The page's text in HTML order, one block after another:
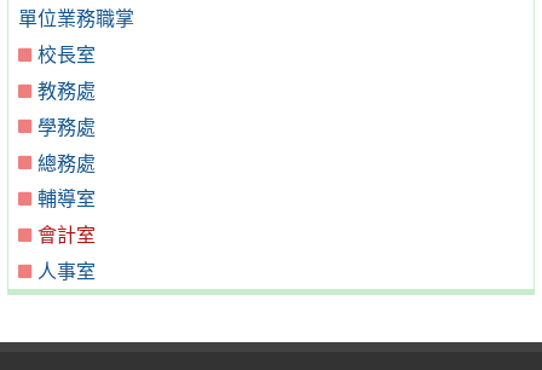
單位業務職掌
校長室
教務處
學務處
總務處
輔導室
會計室
人事室